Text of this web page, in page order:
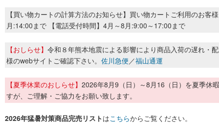
【買い物カートの計算方法のお知らせ】買い物カートご利用のお客
月:14:00まで 【電話受付時間】4月～8月:9:00～17:00まで
【おしらせ】 令和８年熊本地震による影響により商品入荷の遅れ・
様のwebサイトご確認下さい。 佐川急便／福山通運
【夏季休業のおしらせ】 2026年8月9（日）～8月16（日）を夏季休
すが、ご理解・ご協力をお願い致します。
2026年猛暑対策商品完売リストはこちらからご覧ください。